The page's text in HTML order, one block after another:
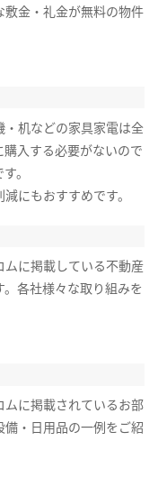
金・礼金が無料の物件
机などの家具家電は全
入する必要がないので
。
にもおすすめです。
に掲載している不動産
各社様々な取り組みを
に掲載されているお部
・日用品の一例をご紹